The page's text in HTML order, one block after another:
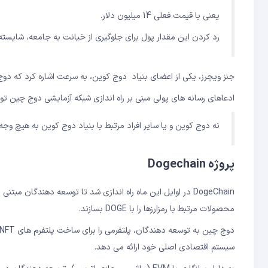
یعنی با قیمت فعلی 14 میلیون دلار.
رد کردن این مقدار پول برای جلوگیری از خیانت به جامعه،
جنز ویچرز، یکی از اعضای بنیاد دوج کوین، به سرعت اشاره کرد که
ادعاهای رسانه های پولی مبنی بر راه اندازی شبکه آزمایشی دوج
نه دوج کوین و یا سایر افراد مرتبط با بنیاد دوج کوین به هیچ
پروژه Dogechain
محصولات مرتبط با رمزارزها را با DOGE بسازند.
سیستم اقتصادی اصلی خود ارائه می دهد.